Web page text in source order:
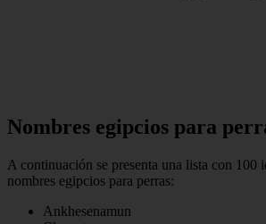
Nombres egipcios para
A continuación se presenta una lista con 100
nombres egipcios para perras:
Ankhesenamun